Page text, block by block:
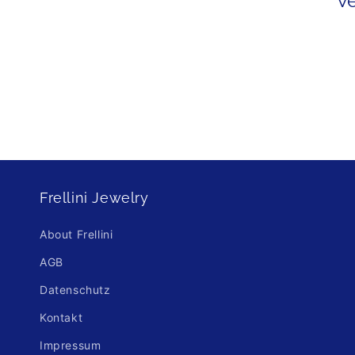
:
Frellini Jewelry
About Frellini
AGB
Datenschutz
Kontakt
Impressum